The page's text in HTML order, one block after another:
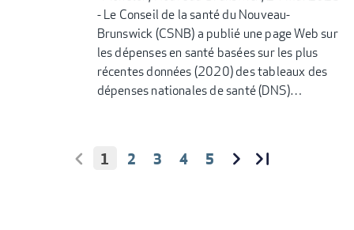
- Le Conseil de la santé du Nouveau-
Brunswick (CSNB) a publié une page Web sur
les dépenses en santé basées sur les plus
récentes données (2020) des tableaux des
dépenses nationales de santé (DNS)…
PAGINATION
PAGE
1 PAGE
2 PAGE
3 PAGE
4 PAGE
5